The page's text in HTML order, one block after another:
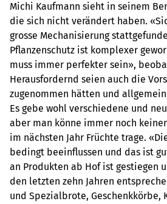
Michi Kaufmann sieht in seinem
die sich nicht verändert haben.
grosse Mechanisierung
Pflanzenschutz ist komplexer
muss immer perfekter sein»,
Herausfordernd seien auch die
zugenommen hätten und
Es gebe wohl verschiedene und
aber man könne immer noch
im nächsten Jahr Früchte trage.
bedingt beeinflussen und das ist
an Produkten ab Hof ist gestiegen
den letzten zehn Jahren
und Spezialbrote, Geschenkkörbe,